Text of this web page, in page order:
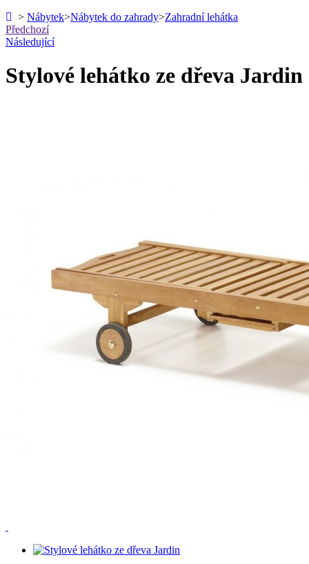
> Nábytek>Nábytek do zahrady>Zahradní lehátka
Předchozí
Následující
Stylové lehátko ze dřeva Jardin